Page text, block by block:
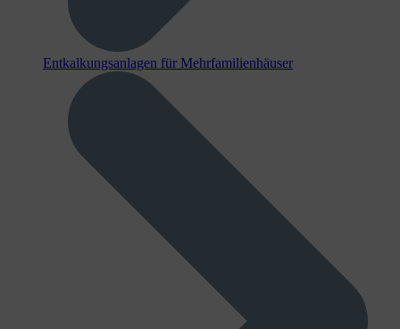
Entkalkungsanlagen für Mehrfamilienhäuser